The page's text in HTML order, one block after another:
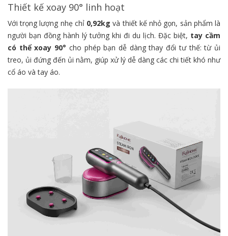
Thiết kế xoay 90° linh hoạt
Với trọng lượng nhẹ chỉ 0,92kg và thiết kế nhỏ gọn, sản phẩm là
người bạn đồng hành lý tưởng khi đi du lịch. Đặc biệt, tay cầm
có thể xoay 90° cho phép bạn dễ dàng thay đổi tư thế: từ ủi
treo, ủi đứng đến ủi nằm, giúp xử lý dễ dàng các chi tiết khó như
cổ áo và tay áo.